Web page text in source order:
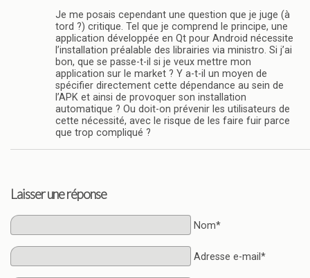
Je me posais cependant une question que je juge (à
tord ?) critique. Tel que je comprend le principe, une
application développée en Qt pour Android nécessite
l’installation préalable des librairies via ministro. Si j’ai
bon, que se passe-t-il si je veux mettre mon
application sur le market ? Y a-t-il un moyen de
spécifier directement cette dépendance au sein de
l’APK et ainsi de provoquer son installation
automatique ? Ou doit-on prévenir les utilisateurs de
cette nécessité, avec le risque de les faire fuir parce
que trop compliqué ?
Laisser une réponse
Nom*
Adresse e-mail*